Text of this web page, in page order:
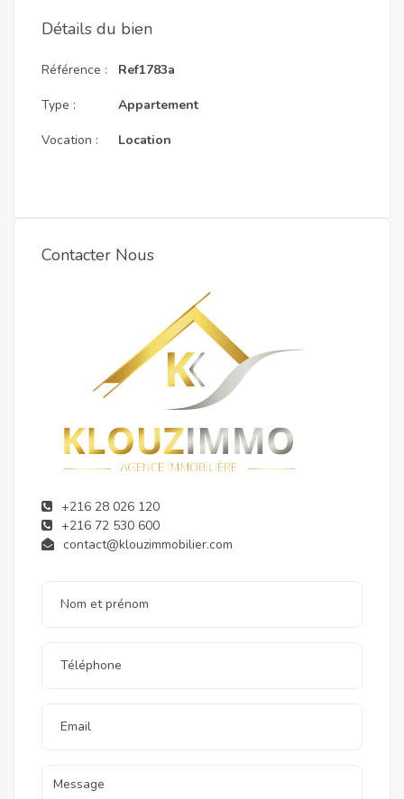
Détails du bien
Référence :
Type :
Vocation :
Ref1783a
Appartement
Location
Contacter Nous
+216 28 026 120
+216 72 530 600
contact@klouzimmobilier.com